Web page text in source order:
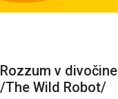
Rozzum v divočine
/The Wild Robot/